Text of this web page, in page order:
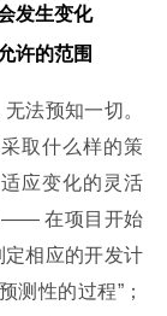
发生变化
许的范围
法预知一切。
取什么样的策
应变化的灵活
—— 在项目开始
相应的开发计
测性的过程”；